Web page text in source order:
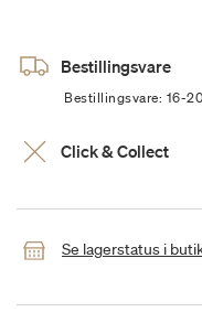
Bestillingsvare
Bestillingsvare: 16-
Click & Collect
Se lagerstatus i